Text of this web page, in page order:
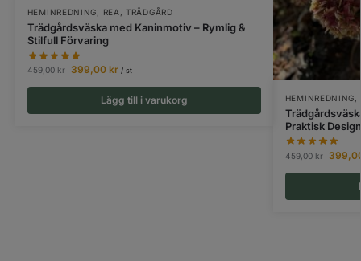
HEMINREDNING, REA ,TRÄDGÅRD
Trädgårdsväska med Kaninmotiv – Rymlig &
Stilfull Förvaring
459,00kr 399,00 kr / st
Lägg till i varukorg HEMINREDNING,
Praktisk Design
459,00kr